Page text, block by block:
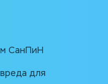
СанПиН
для